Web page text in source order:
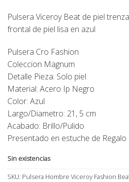
29,00€.26,00€.
Pulsera Viceroy Beat de piel
frontal de piel lisa en azul
Pulsera Cro Fashion
Coleccion Magnum
Detalle Pieza: Solo piel
Material: Acero Ip Negro
Color: Azul
Largo/Diametro: 21, 5 cm
Acabado: Brillo/Pulido
Presentado en estuche de Regalo
Sin existencias
SKU: Pulsera Hombre Viceroy Fashion